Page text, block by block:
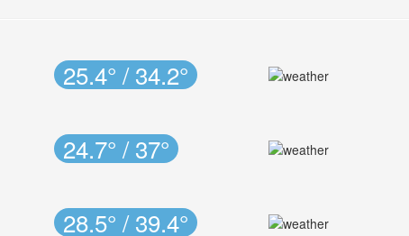
25.4° / 34.2°
24.7° / 37°
28.5° / 39.4°